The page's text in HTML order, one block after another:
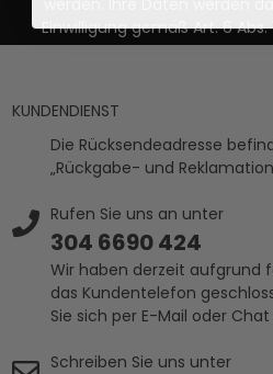
Einwilligung gemäß Art. 6
KUNDENDIENST
Die Rücksendeadresse
„Rückgabe- und
Rufen Sie uns an unter
304 6690 424
Wir haben derzeit aufgrund
das Kundentelefon
Sie sich per E-Mail oder
Schreiben Sie uns unter